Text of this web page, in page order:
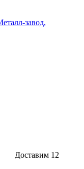
завод,
Доставим 12